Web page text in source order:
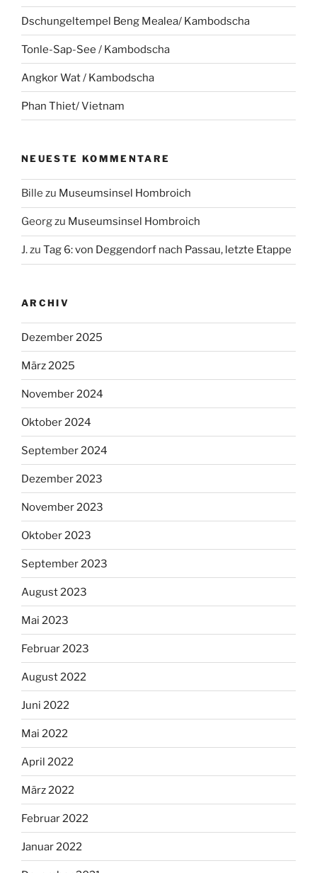
Dschungeltempel Beng Mealea/ Kambodscha
Tonle-Sap-See / Kambodscha
Angkor Wat / Kambodscha
Phan Thiet/ Vietnam
NEUESTE KOMMENTARE
Bille zu Museumsinsel Hombroich
Georgzu Museumsinsel Hombroich
J.zu Tag 6: von Deggendorf nach Passau, letzte Etappe
ARCHIV
Dezember 2025
März 2025
November 2024
Oktober 2024
September 2024
Dezember 2023
November 2023
Oktober 2023
September 2023
August 2023
Mai 2023
Februar 2023
August 2022
Juni 2022
Mai 2022
April 2022
März 2022
Februar 2022
Januar 2022